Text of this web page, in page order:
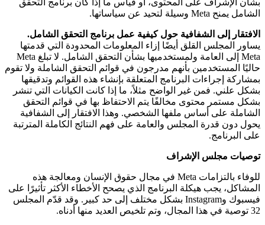
الشامل يمنح Meta وسيلة لتحيد عن سياساتها.
الافتقار إلى الشفافية حول كيفية عمل برنامج التحقق الشامل.
يساور المجلس القلق أيضًا إزاء المعلومات المحدودة التي قدمتها
Meta إلى العامة ولمستخدميها بشأن التحقق الشامل. لا تبلغ Meta
حاليًا المستخدمين بأنهم مدرجون في قوائم التحقق الشاملة ولا تقوم
بمشاركة إجراءات البرنامج المتعلقة بإنشاء هذه القوائم وتدقيقها
بشكل علني. فمن غير الواضح مثلاً، ما إذا كانت الكيانات التي تنشر
بشكل مستمر محتوى مخالفًا يتم الاحتفاظ بها في قوائم التحقق
الشاملة على أساس ملفها الشخصي. وهذا الافتقار إلى الشفافية
يحول دون قدرة المجلس والعامة على فهم النتائج الكاملة المترتبة
على البرنامج.
توصيات مجلس الإشراف
للوفاء بالتزامات Meta في مجال حقوق الإنسان ومعالجة هذه
المشاكل، يجب هيكلة البرنامج الذي يصحح الأخطاء الأكثر تأثيرًا على
فيسبوك وInstagram بشكل مختلف إلى حد كبير. وقد قدّم المجلس
32 توصية في هذا المجال، وتم تلخيص العديد منها أدناه.